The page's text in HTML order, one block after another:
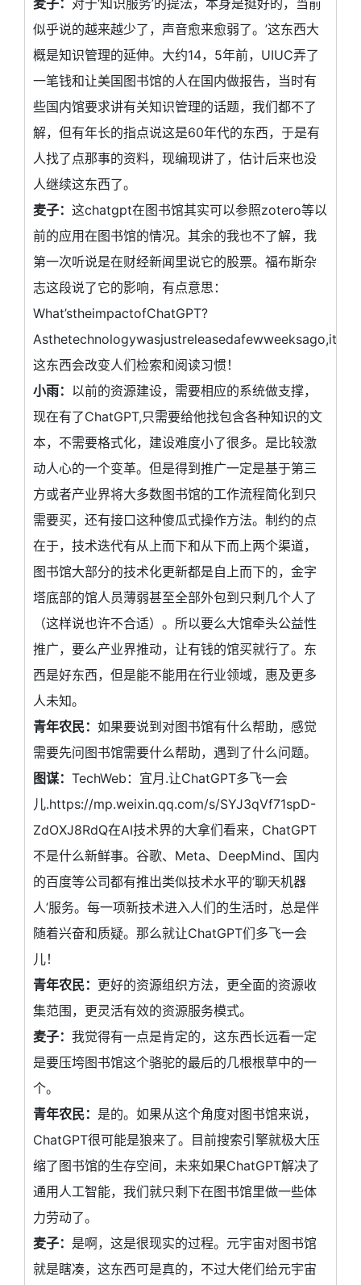
似乎说的越来越少了，声音愈来愈弱了。’这东西大
概是知识管理的延伸。大约14，5年前，UIUC弄了
一笔钱和让美国图书馆的人在国内做报告，当时有
些国内馆要求讲有关知识管理的话题，我们都不了
解，但有年长的指点说这是60年代的东西，于是有
人找了点那事的资料，现编现讲了，估计后来也没
人继续这东西了。
麦子： 这chatgpt在图书馆其实可以参照zotero等以
前的应用在图书馆的情况。其余的我也不了解，我
第一次听说是在财经新闻里说它的股票。福布斯杂
志这段说了它的影响，有点意思：
What’stheimpactofChatGPT?
这东西会改变人们检索和阅读习惯！
小雨： 以前的资源建设，需要相应的系统做支撑，
现在有了ChatGPT,只需要给他找包含各种知识的文
本，不需要格式化，建设难度小了很多。是比较激
动人心的一个变革。但是得到推广一定是基于第三
方或者产业界将大多数图书馆的工作流程简化到只
需要买，还有接口这种傻瓜式操作方法。制约的点
在于，技术迭代有从上而下和从下而上两个渠道，
图书馆大部分的技术化更新都是自上而下的，金字
塔底部的馆人员薄弱甚至全部外包到只剩几个人了
（这样说也许不合适）。所以要么大馆牵头公益性
推广，要么产业界推动，让有钱的馆买就行了。东
西是好东西，但是能不能用在行业领域，惠及更多
人未知。
青年农民： 如果要说到对图书馆有什么帮助，感觉
需要先问图书馆需要什么帮助，遇到了什么问题。
图谋： TechWeb：宜月.让ChatGPT多飞一会
儿.https://mp.weixin.qq.com/s/SYJ3qVf71spD-
ZdOXJ8RdQ在AI技术界的大拿们看来，ChatGPT
不是什么新鲜事。谷歌、Meta、DeepMind、国内
的百度等公司都有推出类似技术水平的’聊天机器
人’服务。每一项新技术进入人们的生活时，总是伴
随着兴奋和质疑。那么就让ChatGPT们多飞一会
儿！
青年农民： 更好的资源组织方法，更全面的资源收
集范围，更灵活有效的资源服务模式。
麦子： 我觉得有一点是肯定的，这东西长远看一定
是要压垮图书馆这个骆驼的最后的几根根草中的一
个。
青年农民： 是的。如果从这个角度对图书馆来说，
ChatGPT很可能是狼来了。目前搜索引擎就极大压
缩了图书馆的生存空间，未来如果ChatGPT解决了
通用人工智能，我们就只剩下在图书馆里做一些体
力劳动了。
麦子： 是啊，这是很现实的过程。元宇宙对图书馆
就是瞎凑，这东西可是真的，不过大佬们给元宇宙